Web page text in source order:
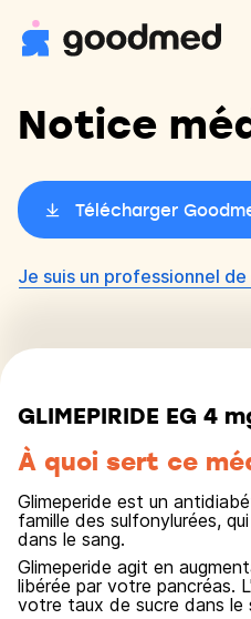
Notice
Télécharger
Je suis un professionnel de
GLIMEPIRIDE EG 4
À quoi sert ce
Glimeperide est un
famille des sulfonylurées,
dans le sang.
Glimeperide agit en
libérée par votre pancréas.
votre taux de sucre dans le